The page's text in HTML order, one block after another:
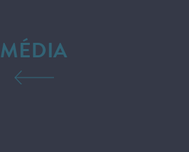
MÉDIA